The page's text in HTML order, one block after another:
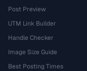
Post Preview
UTM Link Builder
Handle Checker
Image Size Guide
Best Posting Times